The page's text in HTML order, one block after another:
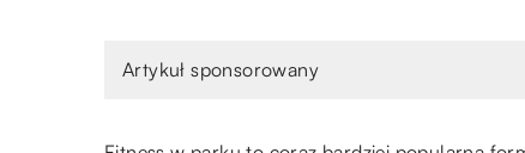
Artykuł sponsorowany